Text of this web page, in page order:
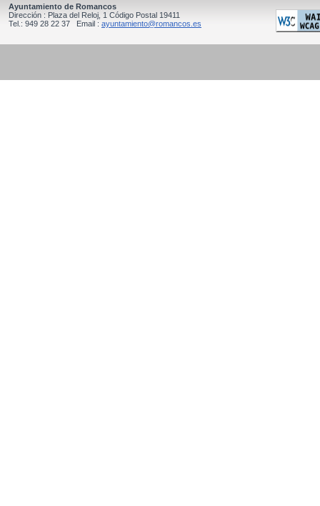
Ayuntamiento de Romancos
Dirección : Plaza del Reloj, 1 Código Postal 19411
Tel.: 949 28 22 37 Email : ayuntamiento@romancos.es